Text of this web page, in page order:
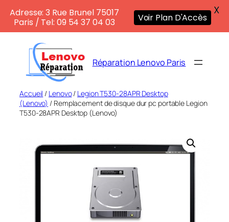
contenu
Réparation Lenovo Paris
Accueil / Lenovo/ Legion T530-28APR Desktop
(Lenovo) / Remplacement de disque dur pc portable Legion
T530-28APR Desktop (Lenovo)
Adresse: 3 Rue Brunel 75017
Paris / Tel: 09 54 37 04 03
Voir Plan D'Accès
X